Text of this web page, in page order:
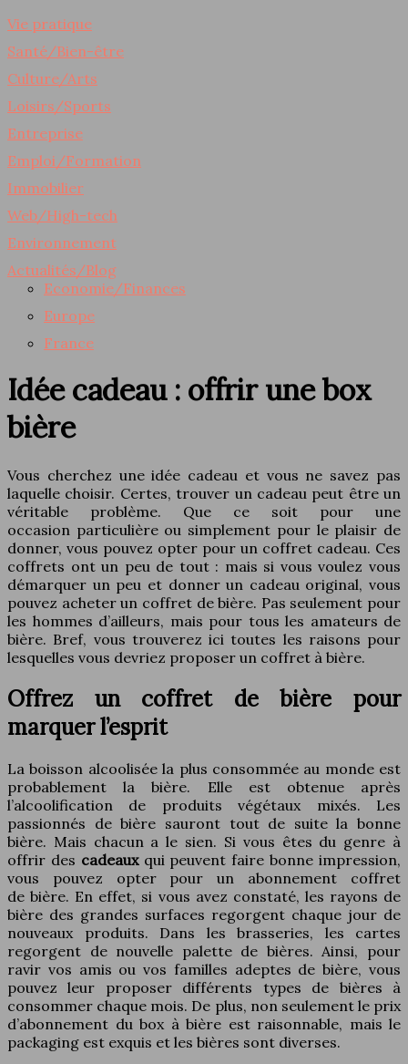
Vie pratique
Santé/Bien-être
Culture/Arts
Loisirs/Sports
Entreprise
Emploi/Formation
Immobilier
Web/High-tech
Environnement
Actualités/Blog
Economie/Finances
Europe
France
Idée cadeau : offrir une box
bière
Vous cherchez une idée cadeau et vous ne savez pas
laquelle choisir. Certes, trouver un cadeau peut être un
véritable problème. Que ce soit pour une
occasion particulière ou simplement pour le plaisir de
donner, vous pouvez opter pour un coffret cadeau. Ces
coffrets ont un peu de tout : mais si vous voulez vous
démarquer un peu et donner un cadeau original, vous
pouvez acheter un coffret de bière. Pas seulement pour
les hommes d’ailleurs, mais pour tous les amateurs de
bière. Bref, vous trouverez ici toutes les raisons pour
lesquelles vous devriez proposer un coffret à bière.
Offrez un coffret de bière pour
marquer l’esprit
La boisson alcoolisée la plus consommée au monde est
probablement la bière. Elle est obtenue après
l’alcoolification de produits végétaux mixés. Les
passionnés de bière sauront tout de suite la bonne
bière. Mais chacun a le sien. Si vous êtes du genre à
offrir des cadeauxqui peuvent faire bonne impression,
vous pouvez opter pour un abonnement coffret
de bière. En effet, si vous avez constaté, les rayons de
bière des grandes surfaces regorgent chaque jour de
nouveaux produits. Dans les brasseries, les cartes
regorgent de nouvelle palette de bières. Ainsi, pour
ravir vos amis ou vos familles adeptes de bière, vous
pouvez leur proposer différents types de bières à
consommer chaque mois. De plus, non seulement le prix
d’abonnement du box à bière est raisonnable, mais le
packaging est exquis et les bières sont diverses.